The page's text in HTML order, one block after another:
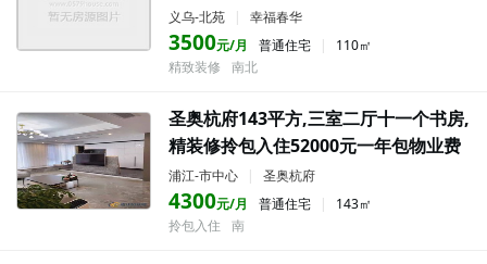
义乌-北苑 | 幸福春华
3500元/月 普通住宅 |
110㎡
精致装修
南北
圣奥杭府143平方,三室二厅十一个书房,
精装修拎包入住52000元一年包物业费
浦江-市中心 | 圣奥杭府
4300元/月 普通住宅 |
143㎡
拎包入住
南